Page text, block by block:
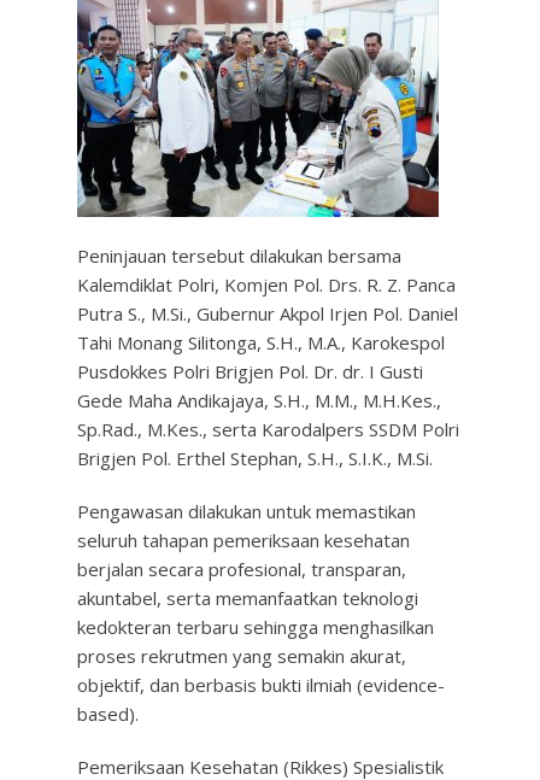
Peninjauan tersebut dilakukan bersama
Kalemdiklat Polri, Komjen Pol. Drs. R. Z. Panca
Putra S., M.Si., Gubernur Akpol Irjen Pol. Daniel
Tahi Monang Silitonga, S.H., M.A., Karokespol
Pusdokkes Polri Brigjen Pol. Dr. dr. I Gusti
Gede Maha Andikajaya, S.H., M.M., M.H.Kes.,
Sp.Rad., M.Kes., serta Karodalpers SSDM Polri
Brigjen Pol. Erthel Stephan, S.H., S.I.K., M.Si.
Pengawasan dilakukan untuk memastikan
seluruh tahapan pemeriksaan kesehatan
berjalan secara profesional, transparan,
akuntabel, serta memanfaatkan teknologi
kedokteran terbaru sehingga menghasilkan
proses rekrutmen yang semakin akurat,
objektif, dan berbasis bukti ilmiah (evidence-
based).
Pemeriksaan Kesehatan (Rikkes) Spesialistik